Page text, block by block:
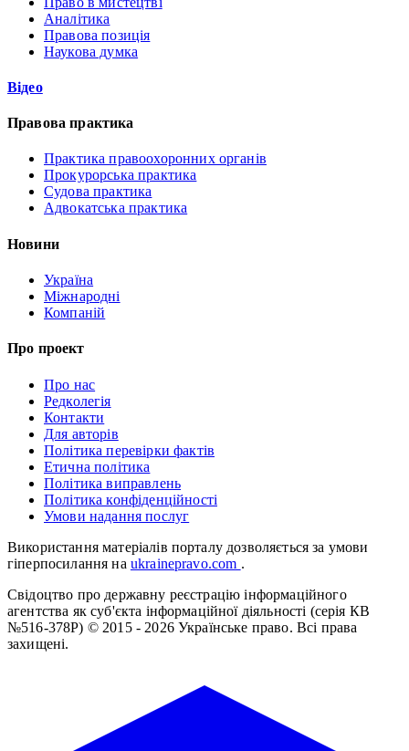
Аналітика
Правова позиція
Наукова думка
Відео
Правова практика
Практика правоохоронних органів
Прокурорська практика
Судова практика
Адвокатська практика
Новини
Україна
Міжнародні
Компаній
Про проект
Про нас
Редколегія
Контакти
Для авторів
Політика перевірки фактів
Етична політика
Політика виправлень
Політика конфіденційності
Умови надання послуг
Використання матеріалів порталу дозволяється за умови
гіперпосилання на ukrainepravo.com .
Свідоцтво про державну реєстрацію інформаційного
агентства як суб'єкта інформаційної діяльності (серія КВ
№516-378Р) © 2015 - 2026 Українське право. Всі права
захищені.